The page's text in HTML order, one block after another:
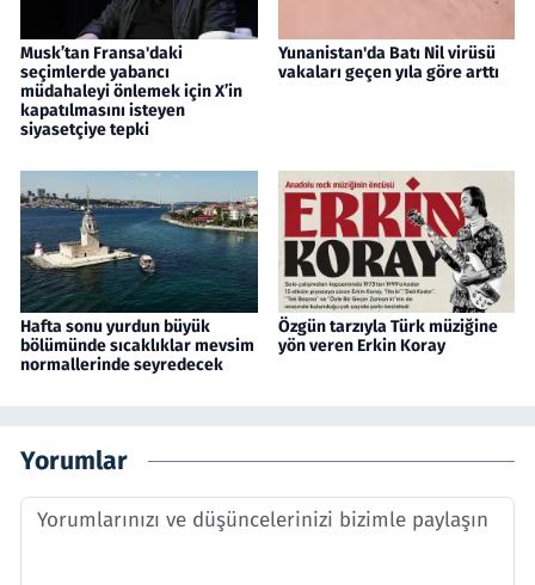
Musk’tan Fransa'daki
seçimlerde yabancı
müdahaleyi önlemek için X’in
kapatılmasını isteyen
siyasetçiye tepki
Yunanistan'da Batı Nil virüsü
vakaları geçen yıla göre arttı
Hafta sonu yurdun büyük
bölümünde sıcaklıklar mevsim
normallerinde seyredecek
Özgün tarzıyla Türk müziğine
yön veren Erkin Koray
Yorumlar